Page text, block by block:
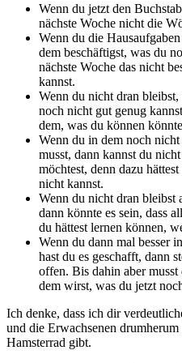
Wenn du jetzt den
nächste Woche nicht die
Wenn du die
dem beschäftigst, was du
nächste Woche das nicht
kannst.
Wenn du nicht dran bleibst,
noch nicht gut genug
dem, was du können
Wenn du in dem noch
musst, dann kannst du
möchtest, denn dazu
nicht kannst.
Wenn du nicht dran bleibst
dann könnte es sein, dass
du hättest lernen können,
Wenn du dann mal besser
hast du es geschafft, dann
offen. Bis dahin aber musst
dem wirst, was du jetzt
Ich denke, dass ich dir
und die Erwachsenen
Hamsterrad gibt.